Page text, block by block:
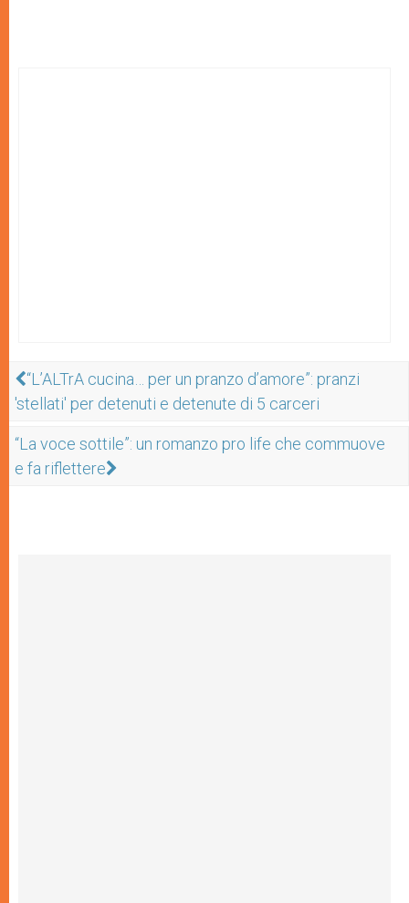
“L’ALTrA cucina… per un pranzo d’amore”: pranzi
'stellati' per detenuti e detenute di 5 carceri
“La voce sottile”: un romanzo pro life che commuove
e fa riflettere